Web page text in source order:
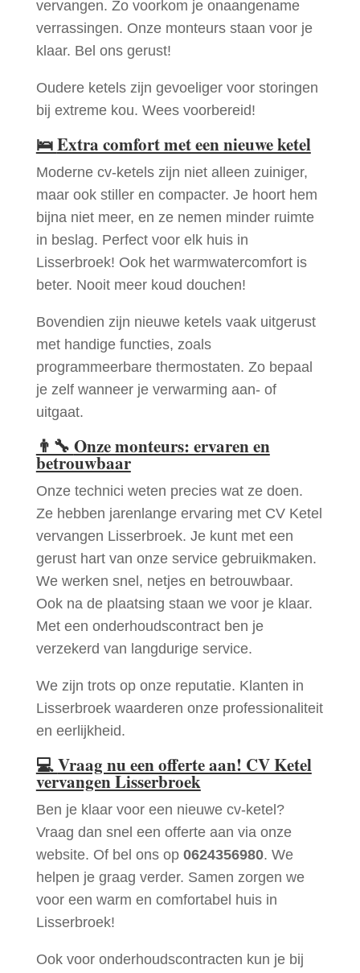
vervangen. Zo voorkom je onaangename
verrassingen. Onze monteurs staan voor je
klaar. Bel ons gerust!
Oudere ketels zijn gevoeliger voor storingen
bij extreme kou. Wees voorbereid!
🛌Extra comfort met een nieuwe ketel
Moderne cv-ketels zijn niet alleen zuiniger,
maar ook stiller en compacter. Je hoort hem
bijna niet meer, en ze nemen minder ruimte
in beslag. Perfect voor elk huis in
Lisserbroek! Ook het warmwatercomfort is
beter. Nooit meer koud douchen!
Bovendien zijn nieuwe ketels vaak uitgerust
met handige functies, zoals
programmeerbare thermostaten. Zo bepaal
je zelf wanneer je verwarming aan- of
uitgaat.
👨‍🔧 Onze monteurs: ervaren en
betrouwbaar
Onze technici weten precies wat ze doen.
Ze hebben jarenlange ervaring met CV Ketel
vervangen Lisserbroek. Je kunt met een
gerust hart van onze service gebruikmaken.
We werken snel, netjes en betrouwbaar.
Ook na de plaatsing staan we voor je klaar.
Met een onderhoudscontract ben je
verzekerd van langdurige service.
We zijn trots op onze reputatie. Klanten in
Lisserbroek waarderen onze professionaliteit
en eerlijkheid.
💻Vraag nu een offerte aan! CV Ketel
vervangen Lisserbroek
Ben je klaar voor een nieuwe cv-ketel?
Vraag dan snel een offerte aan via onze
website. Of bel ons op 0624356980. We
helpen je graag verder. Samen zorgen we
voor een warm en comfortabel huis in
Lisserbroek!
Ook voor onderhoudscontracten kun je bij